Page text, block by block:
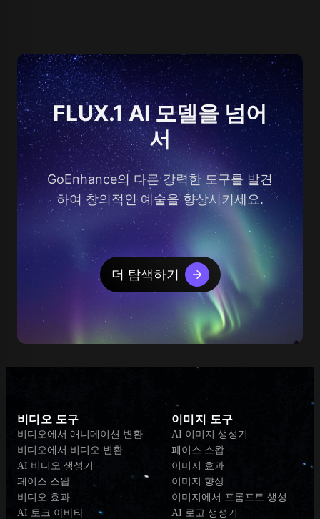
FLUX.1 AI 모델을 넘어
서
GoEnhance의 다른 강력한 도구를 발견
하여 창의적인 예술을 향상시키세요.
더 탐색하기
비디오 도구
비디오에서 애니메이션 변환
비디오에서 비디오 변환
AI 비디오 생성기
페이스 스왑
비디오 효과
AI 토크 아바타
이미지 도구
AI 이미지 생성기
페이스 스왑
이미지 효과
이미지 향상
이미지에서 프롬프트 생성
AI 로고 생성기